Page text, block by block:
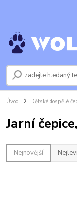
Úvod Dětské,dospělé
Jarní
Nejnovější